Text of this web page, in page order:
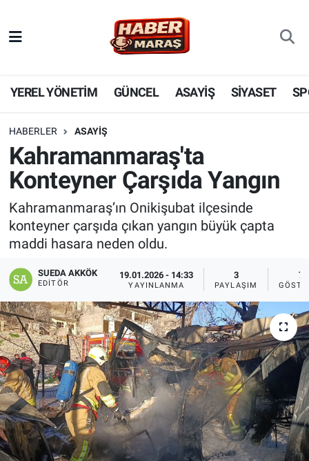
YEREL YÖNETİM GÜNCEL ASAYİŞ SİYASET
HABERLER ASAYİŞ
Kahramanmaraş'ta
Konteyner Çarşıda Yangın
Kahramanmaraş’ın Onikişubat ilçesinde
konteyner çarşıda çıkan yangın büyük çapta
maddi hasara neden oldu.
SUEDA AKKÖK
EDITÖR
19.01.2026 - 14:33
YAYINLANMA
3
PAYLAŞIM
7
YEREL YÖNETİM
GÜNCEL
BİLİM VE TEKNOLOJİ
KADIN AİLE
SPOR
DÜNYA
SİYASET
SAĞLIK
YAŞAM
EĞİTİM
ASAYİŞ
Nöbetçi Eczaneler
Hava Durumu
Trafik Durumu
Süper Lig Puan Durumu ve Fikstür
Tüm Manşetler
Son Dakika Haberleri